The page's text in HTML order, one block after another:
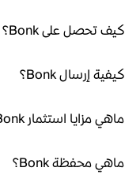
كيف تحصل على Bonk؟
كيفية إرسال Bonk؟
ماهي مزايا استثمار Bonk على رين؟
ماهي محفظة Bonk؟